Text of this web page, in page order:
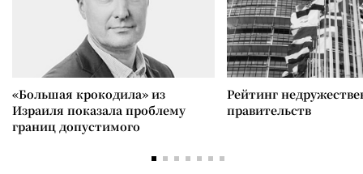
«Большая крокодила» из
Израиля показала проблему
границ допустимого
Рейтинг
правительств